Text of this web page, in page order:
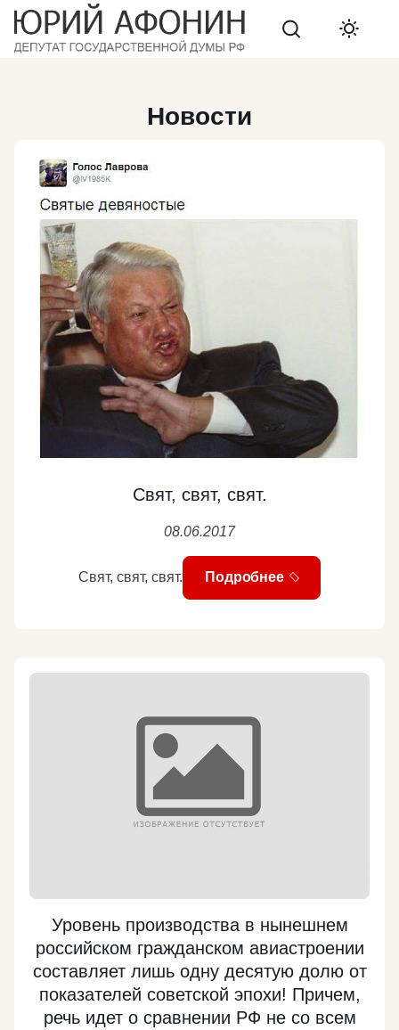
Search
Новости
Свят, свят, свят.
08.06.2017
Свят, свят, свят. Подробнее
Уровень производства в нынешнем
российском гражданском авиастроении
составляет лишь одну десятую долю от
показателей советской эпохи! Причем,
речь идет о сравнении РФ не со всем